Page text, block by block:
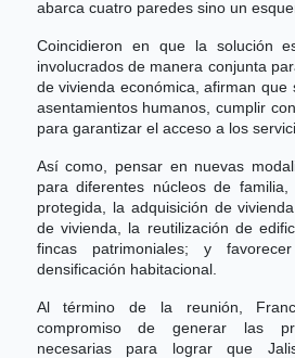
abarca cuatro paredes sino un
Coincidieron en que la solución
involucrados de manera conjunta
de vivienda económica, afirman que
asentamientos humanos, cumplir
para garantizar el acceso a los
Así como, pensar en nuevas
para diferentes núcleos de
protegida, la adquisición de
de vivienda, la reutilización de
fincas patrimoniales; y
densificación habitacional.
Al término de la reunión,
compromiso de generar las
necesarias para lograr que